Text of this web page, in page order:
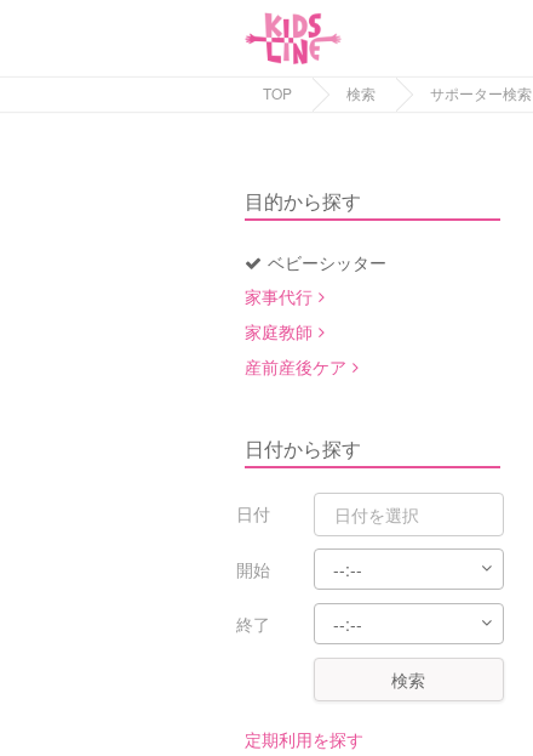
TOP 検索 サポーター検索
目的から探す
ベビーシッター
家事代行
家庭教師
産前産後ケア
日付から探す
日付
開始
終了
検索
定期利用を探す